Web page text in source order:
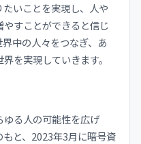
いことを実現し、人や
すことができると信じ
中の人々をつなぎ、あ
を実現していきます。
ゆる人の可能性を広げ
と、2023年3月に暗号資